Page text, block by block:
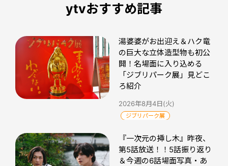
ytvおすすめ記事
湯婆婆がお出迎え＆ハク竜
の巨大な立体造型物も初公
開！名場面に入り込める
「ジブリパーク展」見どこ
ろ紹介
2026年8月4日(火)
ジブリパーク展
『一次元の挿し木』昨夜、
第5話放送！！5話振り返り
＆今週の6話場面写真・あ